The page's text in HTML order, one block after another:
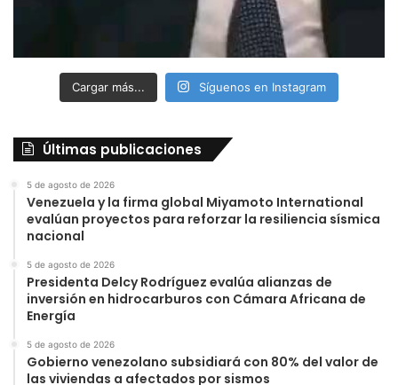
Cargar más... Síguenos en Instagram
Últimas publicaciones
5 de agosto de 2026
Venezuela y la firma global Miyamoto International
evalúan proyectos para reforzar la resiliencia sísmica
nacional
5 de agosto de 2026
Presidenta Delcy Rodríguez evalúa alianzas de
inversión en hidrocarburos con Cámara Africana de
Energía
5 de agosto de 2026
Gobierno venezolano subsidiará con 80% del valor de
las viviendas a afectados por sismos